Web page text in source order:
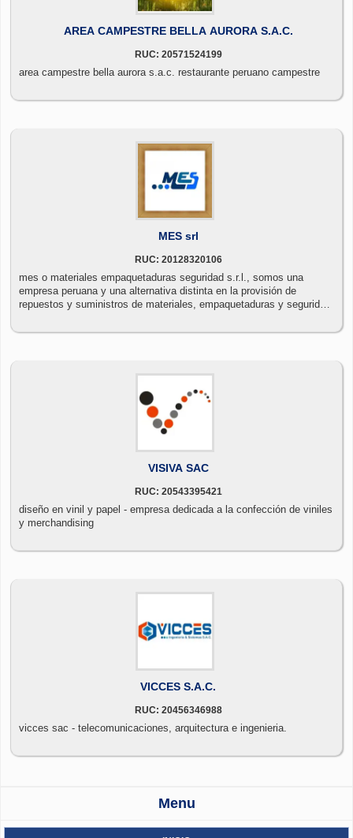
AREA CAMPESTRE BELLA AURORA S.A.C.
RUC: 20571524199
area campestre bella aurora s.a.c. restaurante peruano campestre
MES srl
RUC: 20128320106
mes o materiales empaquetaduras seguridad s.r.l., somos una
empresa peruana y una alternativa distinta en la provisión de
repuestos y suministros de materiales, empaquetaduras y seguridad
VISIVA SAC
RUC: 20543395421
diseño en vinil y papel - empresa dedicada a la confección de viniles
y merchandising
VICCES S.A.C.
RUC: 20456346988
vicces sac - telecomunicaciones, arquitectura e ingenieria.
Menu